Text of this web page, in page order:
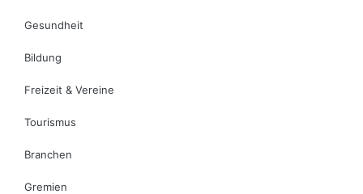
Gesundheit
Bildung
Freizeit & Vereine
Tourismus
Branchen
Gremien